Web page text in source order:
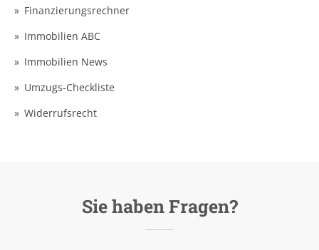
Finanzierungsrechner
Immobilien ABC
Immobilien News
Umzugs-Checkliste
Widerrufsrecht
Sie haben Fragen?